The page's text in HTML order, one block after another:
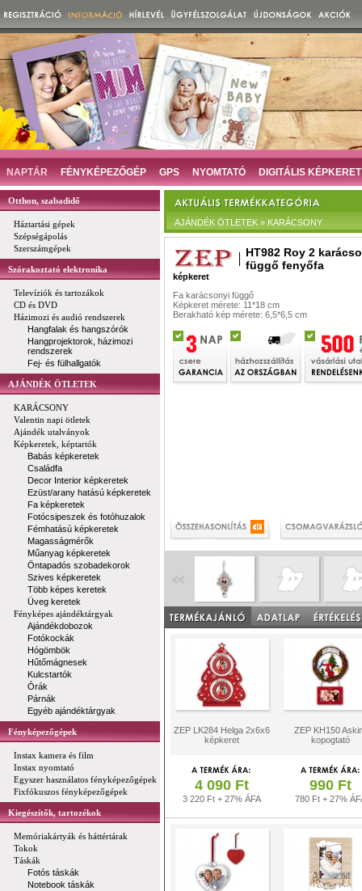
NAPTÁR FÉNYKÉPEZŐGÉP GPS NYOMTATÓ DIGITÁLIS KÉPKERET
Otthon, szabadidő
Háztartási gépek
Szépségápolás
Szerszámgépek
Szórakoztató elektronika
Televíziók és tartozákok
CD és DVD
Házimozi és audió rendszerek
Hangfalak és hangszórók
Hangprojektorok, házimozi
rendszerek
Fej- és fülhallgatók
AJÁNDÉK ÖTLETEK
KARÁCSONY
Valentin napi ötletek
Ajándék utalványok
Képkeretek, képtartók
Babás képkeretek
Családfa
Decor Interior képkeretek
Ezüst/arany hatású képkeretek
Fa képkeretek
Fotócsipeszek és fotóhuzalok
Fémhatású képkeretek
Magasságmérők
Műanyag képkeretek
Öntapadós szobadekorok
Szives képkeretek
Több képes keretek
Üveg keretek
Fényképes ajándéktárgyak
Ajándékdobozok
Fotókockák
Hógömbök
Hűtőmágnesek
Kulcstartók
Órák
Párnák
Egyéb ajándéktárgyak
Fényképezőgépek
Instax kamera és film
Instax nyomtató
Egyszer használatos fényképezőgépek
Fixfókuszos fényképezőgépek
Kiegészítők, tartozékok
Memóriakártyák és háttértárak
Tokok
Táskák
Fotós táskák
Notebook táskák
AJÁNDÉK ÖTLETEK » KARÁCSONY
HT982 Roy 2
függő fenyőfa
képkeret
Fa karácsonyi függő
Képkeret mérete: 11*18 cm
Berakható kép mérete: 6,5*6,5 cm
ZEP LK284 Helga 2x6x6
képkeret
ZEP KH150
kopogtató
4 090 Ft
3 220 Ft + 27% ÁFA
990 Ft
780 Ft + 27%